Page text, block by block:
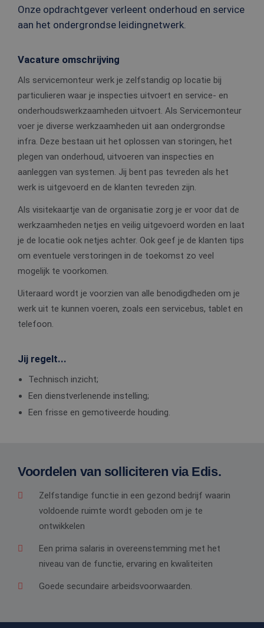
Onze opdrachtgever verleent onderhoud en service
aan het ondergrondse leidingnetwerk.
Vacature omschrijving
Als servicemonteur werk je zelfstandig op locatie bij
particulieren waar je inspecties uitvoert en service- en
onderhoudswerkzaamheden uitvoert. Als Servicemonteur
voer je diverse werkzaamheden uit aan ondergrondse
infra. Deze bestaan uit het oplossen van storingen, het
plegen van onderhoud, uitvoeren van inspecties en
aanleggen van systemen. Jij bent pas tevreden als het
werk is uitgevoerd en de klanten tevreden zijn.
Als visitekaartje van de organisatie zorg je er voor dat de
werkzaamheden netjes en veilig uitgevoerd worden en laat
je de locatie ook netjes achter. Ook geef je de klanten tips
om eventuele verstoringen in de toekomst zo veel
mogelijk te voorkomen.
Uiteraard wordt je voorzien van alle benodigdheden om je
werk uit te kunnen voeren, zoals een servicebus, tablet en
telefoon.
Jij regelt...
Technisch inzicht;
Een dienstverlenende instelling;
Een frisse en gemotiveerde houding.
Voordelen van solliciteren via Edis.
Zelfstandige functie in een gezond bedrijf waarin
voldoende ruimte wordt geboden om je te
ontwikkelen
Een prima salaris in overeenstemming met het
niveau van de functie, ervaring en kwaliteiten
Goede secundaire arbeidsvoorwaarden.